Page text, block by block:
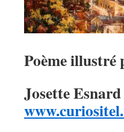
Poème illustré
Josette Esnard